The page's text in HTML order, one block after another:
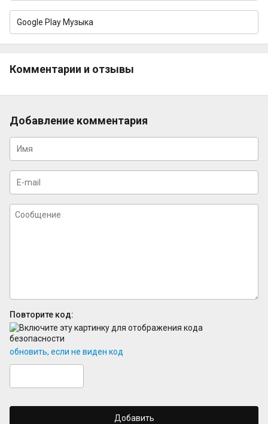
Google Play Музыка
Комментарии и отзывы
Добавление комментария
Повторите код:
обновить, если не виден код
Добавить